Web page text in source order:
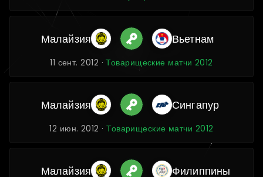
Малайзия Вьетнам
11 сент. 2012 ·Товарищеские матчи 2012
Малайзия Сингапур
12 июн. 2012 ·Товарищеские матчи 2012
Малайзия Филиппины